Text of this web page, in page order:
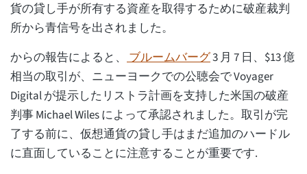
貨の貸し手が所有する資産を取得するために破産裁判
所から青信号を出されました。
からの報告によると、 ブルームバーグ3 月 7 日、$13 億
相当の取引が、ニューヨークでの公聴会で Voyager
Digital が提示したリストラ計画を支持した米国の破産
判事 Michael Wiles によって承認されました。取引が完
了する前に、仮想通貨の貸し手はまだ追加のハードル
に直面していることに注意することが重要です.